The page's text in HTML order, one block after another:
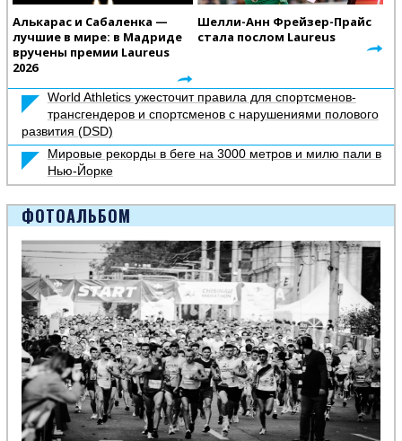
Алькарас и Сабаленка —
лучшие в мире: в Мадриде
вручены премии Laureus
2026
Шелли-Анн Фрейзер-Прайс
стала послом Laureus
World Athletics ужесточит правила для спортсменов-
трансгендеров и спортсменов с нарушениями полового
развития (DSD)
Мировые рекорды в беге на 3000 метров и милю пали в
Нью-Йорке
ФОТОАЛЬБОМ